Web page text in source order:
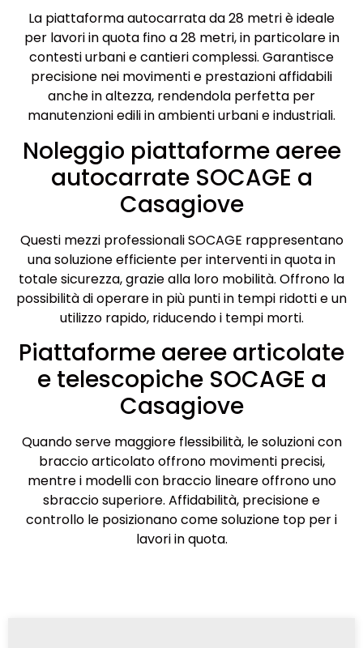
La piattaforma autocarrata da 28 metri è ideale
per lavori in quota fino a 28 metri, in particolare in
contesti urbani e cantieri complessi. Garantisce
precisione nei movimenti e prestazioni affidabili
anche in altezza, rendendola perfetta per
manutenzioni edili in ambienti urbani e industriali.
Noleggio piattaforme aeree
autocarrate SOCAGE a
Casagiove
Questi mezzi professionali SOCAGE rappresentano
una soluzione efficiente per interventi in quota in
totale sicurezza, grazie alla loro mobilità. Offrono la
possibilità di operare in più punti in tempi ridotti e un
utilizzo rapido, riducendo i tempi morti.
Piattaforme aeree articolate
e telescopiche SOCAGE a
Casagiove
Quando serve maggiore flessibilità, le soluzioni con
braccio articolato offrono movimenti precisi,
mentre i modelli con braccio lineare offrono uno
sbraccio superiore. Affidabilità, precisione e
controllo le posizionano come soluzione top per i
lavori in quota.